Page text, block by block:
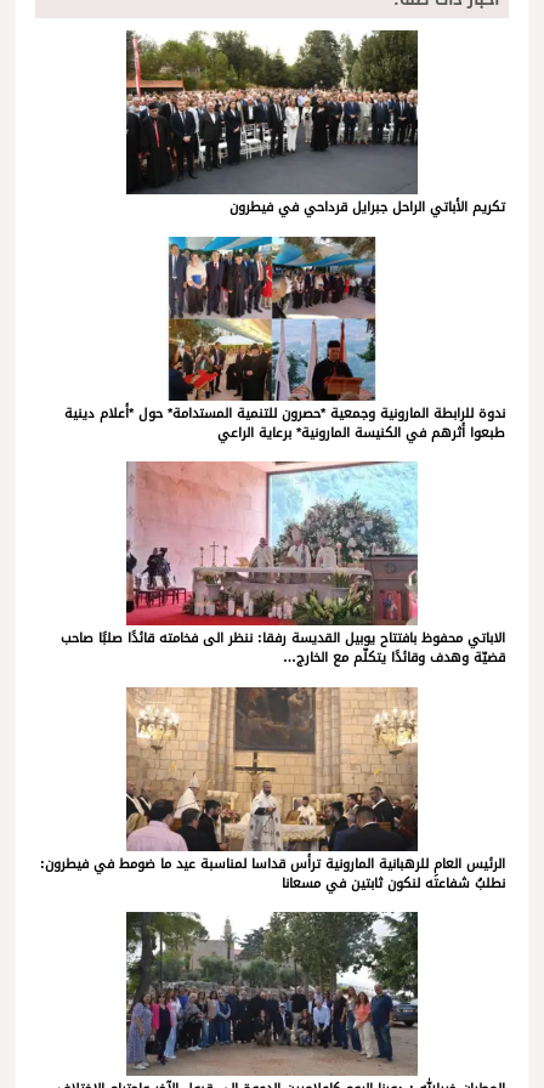
تكريم الأباتي الراحل جبرايل قرداحي في فيطرون
ندوة للرابطة المارونية وجمعية *حصرون للتنمية المستدامة* حول *أعلام دينية
طبعوا أثرهم في الكنيسة المارونية* برعاية الراعي
الاباتي محفوظ بافتتاح يوبيل القديسة رفقا: ننظر الى فخامته قائدًا صلبًا صاحب
قضيّة وهدف وقائدًا يتكلّم مع الخارج…
الرئيس العام للرهبانية المارونية ترأس قداسا لمناسبة عيد ما ضومط في فيطرون:
نطلبُ شفاعتَه لنكون ثابتين في مسعانا